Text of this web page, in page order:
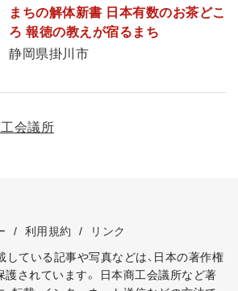
まちの解体新書 日本有数のお茶どこ
ろ 報徳の教えが宿るまち
静岡県掛川市
会議所
/ 利用規約 /
リンク
ている記事や写真などは、日本の著作権
されています。
日本商工会議所など著